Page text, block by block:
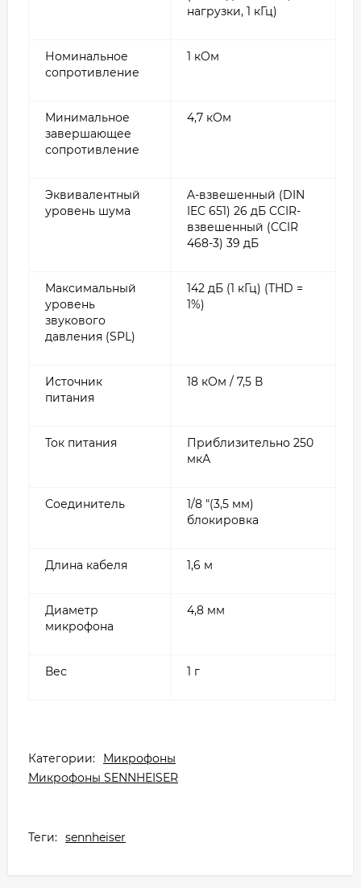
нагрузки, 1 кГц)
Номинальное
сопротивление
1 кОм
Минимальное
завершающее
сопротивление
4,7 кОм
Эквивалентный
уровень шума
A-взвешенный (DIN
IEC 651) 26 дБ CCIR-
взвешенный (CCIR
468-3) 39 дБ
Максимальный
уровень
звукового
давления (SPL)
142 дБ (1 кГц) (THD =
1%)
Источник
питания
18 кОм / 7,5 В
Ток питания
Приблизительно 250
мкА
Соединитель
1/8 "(3,5 мм)
блокировка
Длина кабеля 1,6 м
Диаметр
микрофона
4,8 мм
Вес 1 г
Категории:
Микрофоны
Микрофоны SENNHEISER
Теги: sennheiser